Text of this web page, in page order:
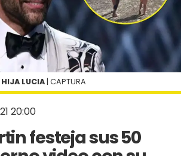
20:00
festeja sus 50
LUCIA | CAPTURA